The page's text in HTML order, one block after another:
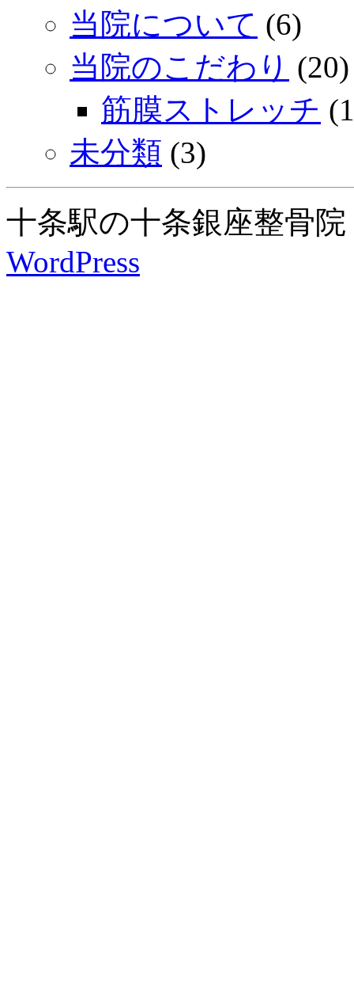
当院について (6)
当院のこだわり (20)
筋膜ストレッチ
未分類 (3)
十条駅の十条銀座整骨院
WordPress